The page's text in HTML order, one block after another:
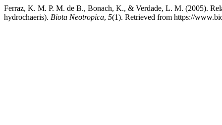
Ferraz, K. M. P. M. de B., Bonach, K., & Verdade, L. M. (2005).
hydrochaeris). Biota Neotropica, 5(1). Retrieved from https://